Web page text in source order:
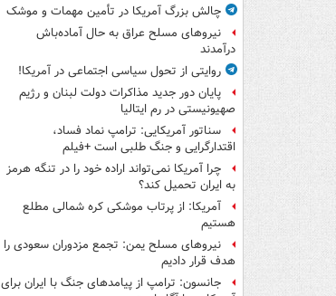
چالش بزرگ آمریکا در تأمین مهمات و موشک
نیروهای مسلح عراق به حال آماده‌باش
درآمدند
روایتی از تحول سیاسی اجتماعی در آمریکا!
پایان دور جدید مذاکرات دولت لبنان و رژیم
صهیونیستی در رم ایتالیا
سناتور آمریکایی: ترامپ نماد فساد،
اقتدارگرایی و جنگ طلبی است +فیلم
چرا آمریکا نمی‌تواند اراده خود را در تنگه هرمز
به ایران تحمیل کند؟
آمریکا: از پرتاب موشکی کره شمالی مطلع
هستیم
نیروهای مسلح یمن: تجمع مزدوران سعودی را
هدف قرار دادیم
جانسون: ترامپ از پیامدهای جنگ با ایران برای